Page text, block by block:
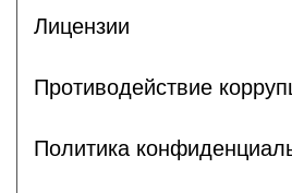
Лицензии
Противодействие
Политика